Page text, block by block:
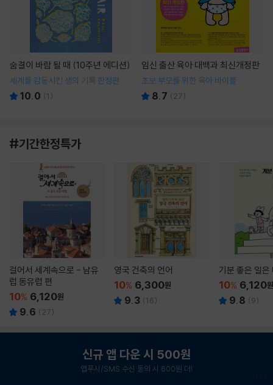
숨결이 바람 될 때 (10주년 에디션)
세계를 감동시킨 생의 기록 한정판
10.0 (1 )
임신 출산 육아 대백과 최신개정판
초보 부모를 위한 육아 바이블
8.7 ( 27)
#기간한정특가
걸어서 세계속으로 - 남유
럽 동유럽 편
10% 6,120원
9.6 ( 27)
영국 건축의 언어
10% 6,300원
9.3 (16)
기분 좋은 일은
10% 6,120원
9.8 (9)
신규 앱 다운 시 500원
앱푸시/SMS 수신 동의 시 600원 더!